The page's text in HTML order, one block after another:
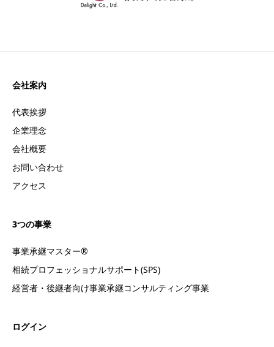
会社案内
代表挨拶
企業理念
会社概要
お問い合わせ
アクセス
3つの事業
事業承継マスター®
相続プロフェッショナルサポート(SPS)
経営者・後継者向け事業承継コンサルティング事業
ログイン